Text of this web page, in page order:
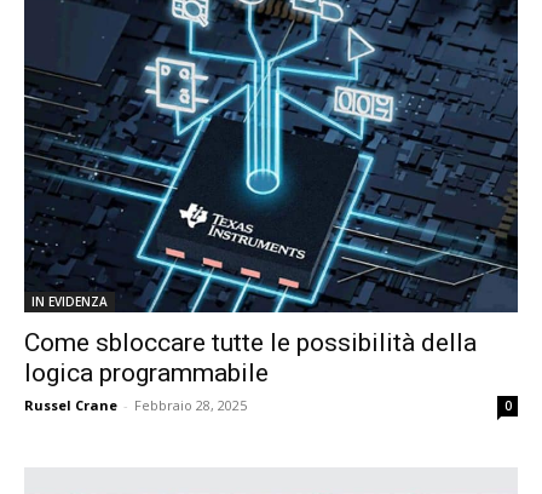
IN EVIDENZA
Come sbloccare tutte le possibilità della
logica programmabile
Russel Crane - Febbraio 28, 2025 0